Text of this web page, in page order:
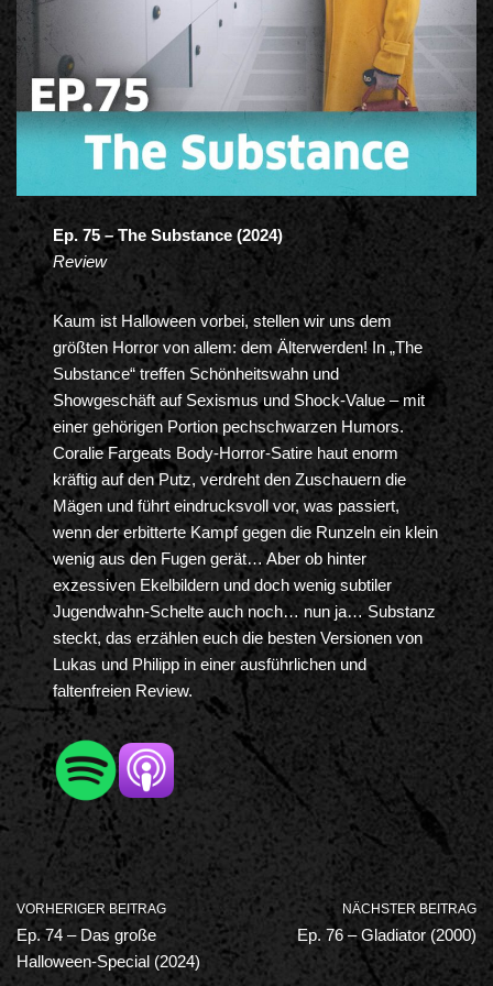
Ep. 75 – The Substance (2024)
Review
Kaum ist Halloween vorbei, stellen wir uns dem
größten Horror von allem: dem Älterwerden! In „The
Substance“ treffen Schönheitswahn und
Showgeschäft auf Sexismus und Shock-Value – mit
einer gehörigen Portion pechschwarzen Humors.
Coralie Fargeats Body-Horror-Satire haut enorm
kräftig auf den Putz, verdreht den Zuschauern die
Mägen und führt eindrucksvoll vor, was passiert,
wenn der erbitterte Kampf gegen die Runzeln ein klein
wenig aus den Fugen gerät… Aber ob hinter
exzessiven Ekelbildern und doch wenig subtiler
Jugendwahn-Schelte auch noch… nun ja… Substanz
steckt, das erzählen euch die besten Versionen von
Lukas und Philipp in einer ausführlichen und
faltenfreien Review.
VORHERIGER BEITRAG
Ep. 74 – Das große
Halloween-Special (2024)
NÄCHSTER BEITRAG
Ep. 76 – Gladiator (2000)